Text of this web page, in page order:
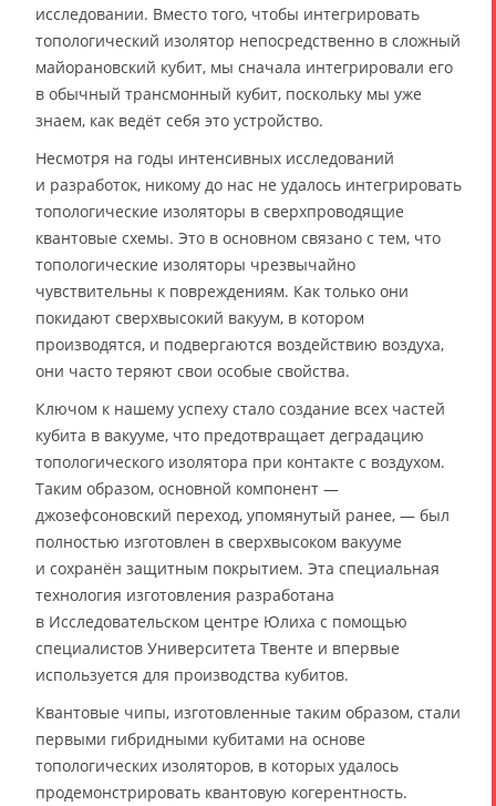
исследовании. Вместо того, чтобы интегрировать
топологический изолятор непосредственно в сложный
майорановский кубит, мы сначала интегрировали его
в обычный трансмонный кубит, поскольку мы уже
знаем, как ведёт себя это устройство.
Несмотря на годы интенсивных исследований
и разработок, никому до нас не удалось интегрировать
топологические изоляторы в сверхпроводящие
квантовые схемы. Это в основном связано с тем, что
топологические изоляторы чрезвычайно
чувствительны к повреждениям. Как только они
покидают сверхвысокий вакуум, в котором
производятся, и подвергаются воздействию воздуха,
они часто теряют свои особые свойства.
Ключом к нашему успеху стало создание всех частей
кубита в вакууме, что предотвращает деградацию
топологического изолятора при контакте с воздухом.
Таким образом, основной компонент —
джозефсоновский переход, упомянутый ранее, — был
полностью изготовлен в сверхвысоком вакууме
и сохранён защитным покрытием. Эта специальная
технология изготовления разработана
в Исследовательском центре Юлиха с помощью
специалистов Университета Твенте и впервые
используется для производства кубитов.
Квантовые чипы, изготовленные таким образом, стали
первыми гибридными кубитами на основе
топологических изоляторов, в которых удалось
продемонстрировать квантовую когерентность.